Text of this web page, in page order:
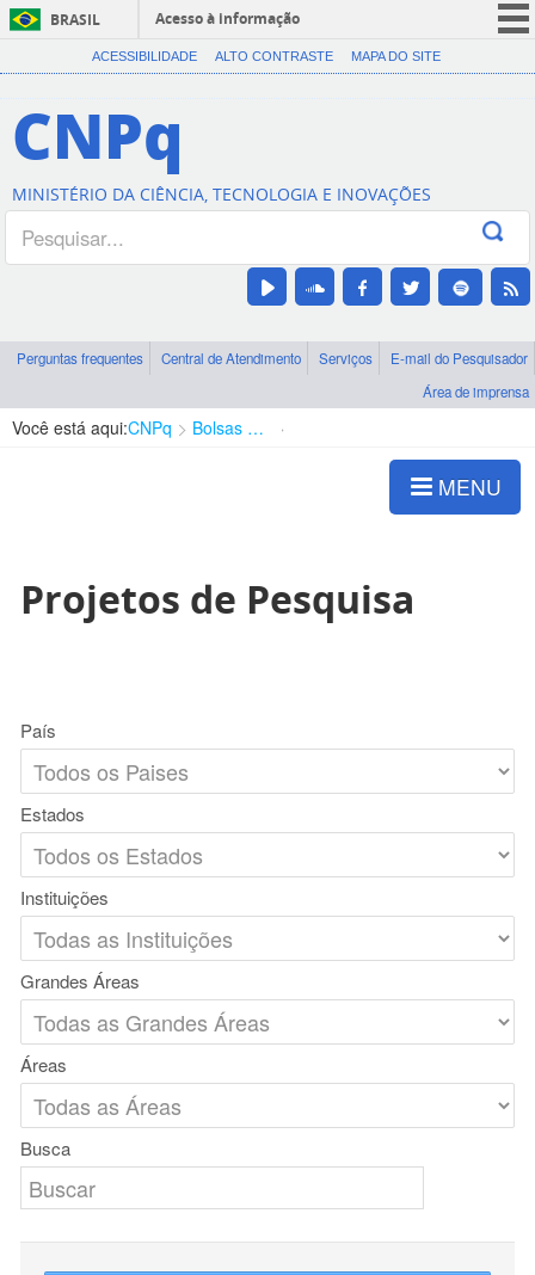
BRASIL
Acesso à informação
CORONAVÍRUS (COVID-19)
Canais
ACESSIBILIDADE ALTO CONTRASTE MAPA DO SITE
CNPq
MINISTÉRIO DA CIÊNCIA, TECNOLOGIA E INOVAÇÕES
Perguntas frequentes Central de Atendimento Serviços
E-mail do Pesquisador
Área de imprensa
Você está aqui:CNPq Bolsas e Auxílios Vigentes
MENU
Projetos de Pesquisa
País
Estados
Instituições
Grandes Áreas
Áreas
Busca